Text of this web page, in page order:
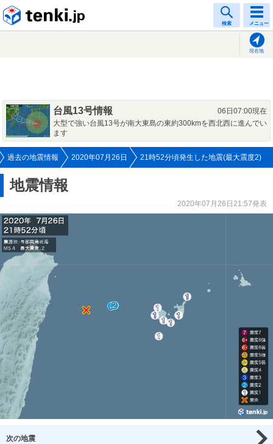
検索 メニュー
現在地
台風13号情報
06日07:00現在
大型で強い台風13号が南大東島の東約300kmを西北西に進んでい
ます
過去の地震情報 2020年07月26日 21時52分頃発生した地震(最大震度2)
地震情報
2020年07月26日21:57発表
次の地震